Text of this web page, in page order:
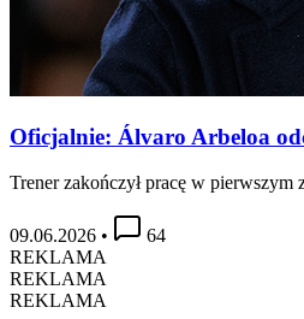
Oficjalnie: Álvaro Arbeloa
Trener zakończył pracę w pierwszym
09.06.2026 •
64
REKLAMA
REKLAMA
REKLAMA